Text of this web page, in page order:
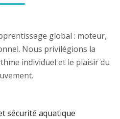
global : moteur,
Nous privilégions la
individuel et le plaisir du
sécurité aquatique